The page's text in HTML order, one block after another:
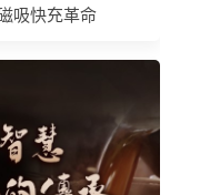
吸快充革命